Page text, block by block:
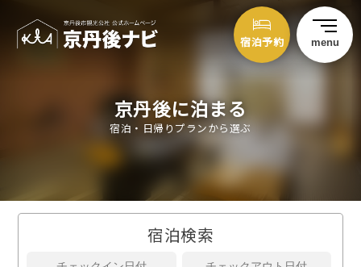
宿泊予約 menu
京丹後に泊まる
宿泊・日帰りプランから選ぶ
宿泊検索